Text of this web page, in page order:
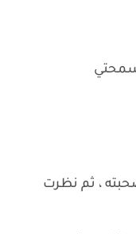
سمحتي
، ثم نظرت